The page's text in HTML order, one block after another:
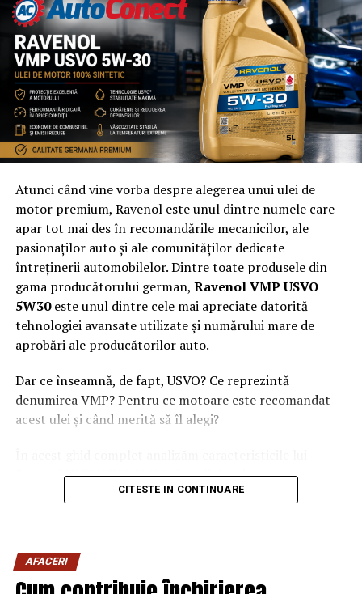
Atunci când vine vorba despre alegerea unui ulei de
motor premium, Ravenol este unul dintre numele care
apar tot mai des în recomandările mecanicilor, ale
pasionaților auto și ale comunităților dedicate
întreținerii automobilelor. Dintre toate produsele din
gama producătorului german, Ravenol VMP USVO
5W30este unul dintre cele mai apreciate datorită
tehnologiei avansate utilizate și numărului mare de
aprobări ale producătorilor auto.
Dar ce înseamnă, de fapt, USVO? Ce reprezintă
denumirea VMP? Pentru ce motoare este recomandat
acest ulei și când merită să îl alegi?
Ravenol VMP USVO 5W30 și explicăm de ce este
considerat unul dintre cele mai performante uleiuri de
Ravenol este un producător german de lubrifianți
CITESTE IN CONTINUARE
AFACERI